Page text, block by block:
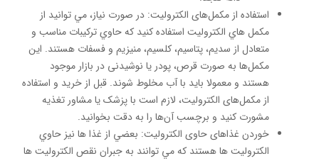
استفاده از مکمل‌های الکترولیت: در صورت نياز، مي توانيد از
مكمل هاي الكتروليت استفاده كنید كه حاوي تركيبات مناسب و
متعادل از سديم، پتاسيم، كلسيم، منيزيم و فسفات هستند. این
مکمل‌ها به صورت قرص، پودر یا نوشیدنی در بازار موجود
هستند و معمولا باید با آب مخلوط شوند. قبل از خرید و استفاده
از مکمل‌های الکترولیت، لازم است با پزشک یا مشاور تغذیه
مشورت کنید و برچسب آن‌ها را به دقت بخوانید.
خوردن غذاهای حاوی الکترولیت: بعضي از غذا ها نيز حاوي
الکترولیت ها هستند كه مي توانند به جبران نقص الکترولیت ها